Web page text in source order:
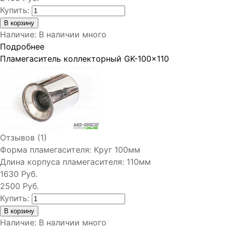
Купить:
Наличие: В наличии много
Подробнее
Пламегаситель коллекторный GK-100x110
Отзывов (1)
Форма пламегасителя: Круг 100мм
Длина корпуса пламегасителя: 110мм
1630 Руб.
2500 Руб.
Купить:
Наличие: В наличии много